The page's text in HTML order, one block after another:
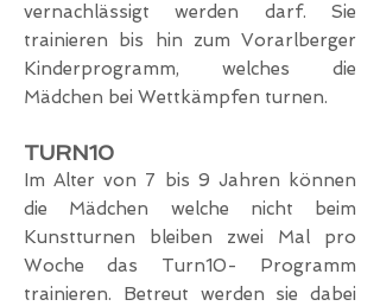
vernachlässigt werden darf. Sie
trainieren bis hin zum Vorarlberger
Kinderprogramm, welches die
Mädchen bei Wettkämpfen turnen.
TURN10
Im Alter von 7 bis 9 Jahren können
die Mädchen welche nicht beim
Kunstturnen bleiben zwei Mal pro
Woche das Turn10- Programm
trainieren. Betreut werden sie dabei